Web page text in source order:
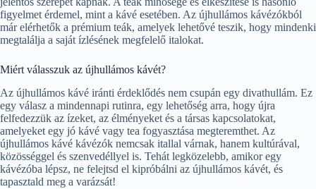
figyelmet érdemel, mint a kávé esetében. Az újhullámos kávézókból
már elérhetők a prémium teák, amelyek lehetővé teszik, hogy mindenki
megtalálja a saját ízlésének megfelelő italokat.
Miért válasszuk az újhullámos kávét?
Az újhullámos kávé iránti érdeklődés nem csupán egy divathullám. Ez
egy válasz a mindennapi rutinra, egy lehetőség arra, hogy újra
felfedezzük az ízeket, az élményeket és a társas kapcsolatokat,
amelyeket egy jó kávé vagy tea fogyasztása megteremthet. Az
újhullámos kávé kávézók nemcsak itallal várnak, hanem kultúrával,
közösséggel és szenvedéllyel is. Tehát legközelebb, amikor egy
kávézóba lépsz, ne felejtsd el kipróbálni az újhullámos kávét, és
tapasztald meg a varázsát!